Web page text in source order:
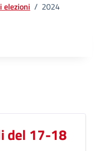
elezioni / 2024
del 17-18